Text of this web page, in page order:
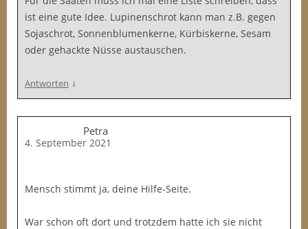
ist eine gute Idee. Lupinenschrot kann man z.B. gegen
Sojaschrot, Sonnenblumenkerne, Kürbiskerne, Sesam
oder gehackte Nüsse austauschen.
Antworten ↓
Petra
4. September 2021
Mensch stimmt ja, deine Hilfe-Seite.
War schon oft dort und trotzdem hatte ich sie nicht